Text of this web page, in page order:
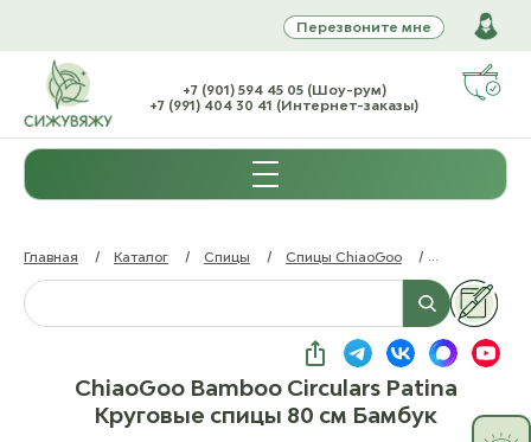
Перезвоните мне
+7 (901) 594 45 05 (Шоу-рум)
+7 (991) 404 30 41 (Интернет-заказы)
Главная / Каталог / Спицы / Спицы ChiaoGoo /
ChiaoGoo Bamboo Circulars Patina
Круговые спицы 80 см Бамбук